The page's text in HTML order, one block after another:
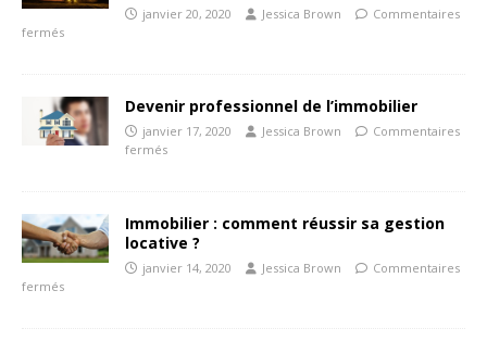
janvier 20, 2020 Jessica Brown
Commentaires
fermés
Devenir professionnel de l’immobilier
janvier 17, 2020 Jessica Brown
Commentaires
fermés
Immobilier : comment réussir sa gestion
locative ?
janvier 14, 2020 Jessica Brown
Commentaires
fermés